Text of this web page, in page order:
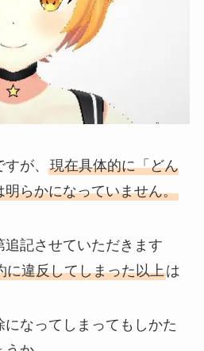
が、
現在具体的に「どん
らかになっていません。
記させていただきます
に違反してしまった以上は
なってしまってもしかた